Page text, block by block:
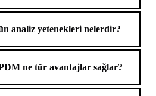
analiz yetenekleri nelerdir?
ne tür avantajlar sağlar?